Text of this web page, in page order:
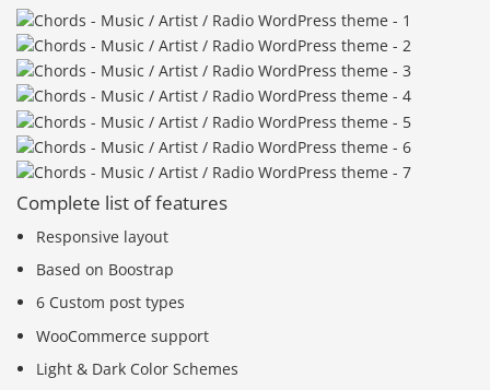
Complete list of features
Responsive layout
Based on Boostrap
6 Custom post types
WooCommerce support
Light & Dark Color Schemes